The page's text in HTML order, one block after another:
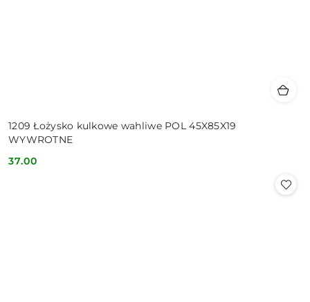
1209 Łożysko kulkowe wahliwe POL 45X85X19
WYWROTNE
Cena:
37.00